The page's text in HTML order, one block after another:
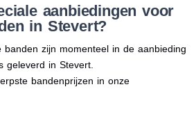
aanbiedingen voor
in Stevert?
banden zijn momenteel in de aanbieding
geleverd in Stevert.
bandenprijzen in onze